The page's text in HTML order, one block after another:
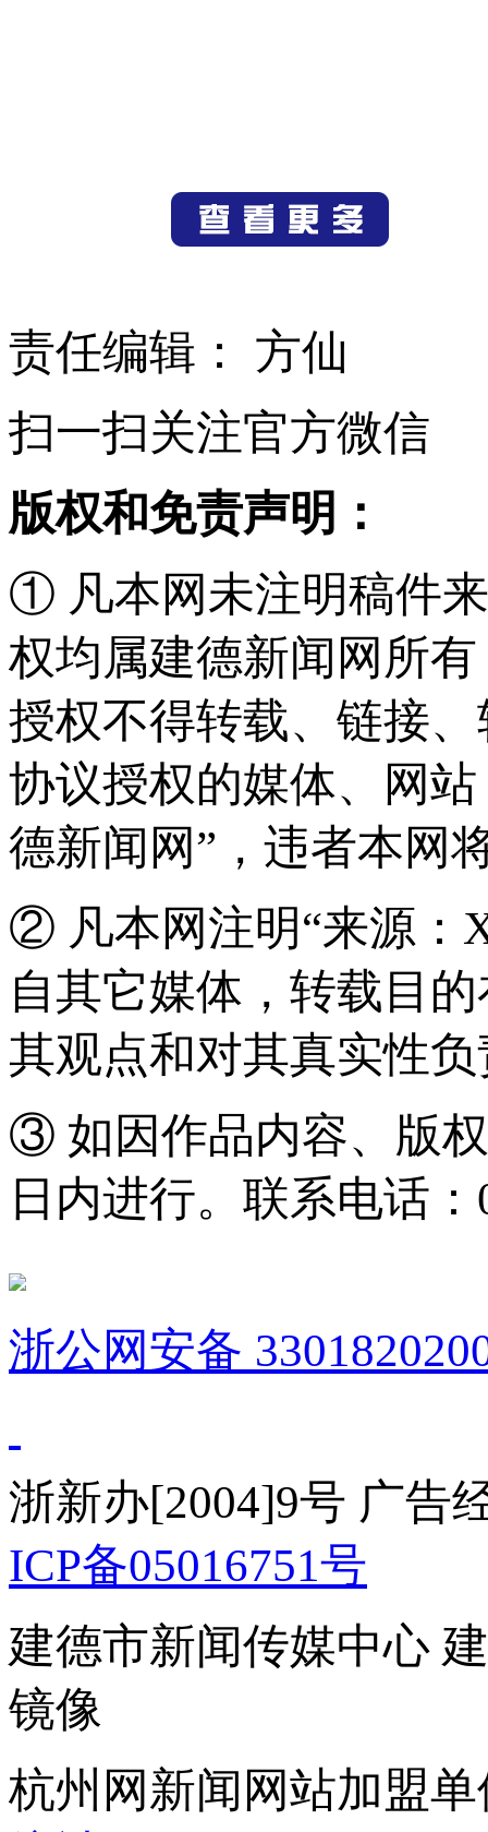
责任编辑： 方仙
扫一扫关注官方微信
版权和免责声明：
① 凡本网未注明稿件
权均属建德新闻网所
授权不得转载、链接
协议授权的媒体、网
德新闻网”，违者本网
② 凡本网注明“来源：
自其它媒体，转载目
其观点和对其真实性
③ 如因作品内容、版
日内进行。联系电话：
浙公网安备
浙新办[2004]9号 广告
ICP备05016751号
建德市新闻传媒中心
镜像
杭州网新闻网站加盟